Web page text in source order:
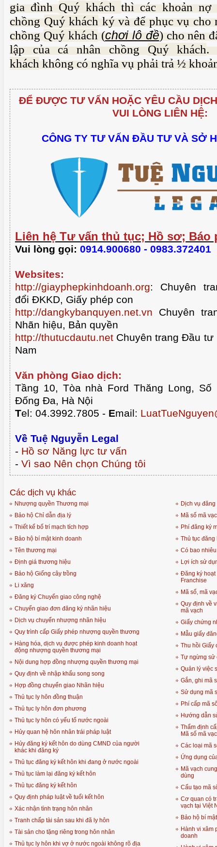
gia đình Quý kháchthì các khoản nợ
chồng Quý khách ký và để phục vụ cho
chồng Quý khách (chơi lô đề) cho nên
lập của cá nhân chồng Quý khách.
khách không có nghĩa vụ phải trả ½
ĐỂ ĐƯỢC TƯ VẤN HOẶC YÊU CẦU
VUI LÒNG LIÊN HỆ:
CÔNG TY TƯ VẤN ĐẦU TƯ VÀ SỞ
Liên hệ Tư vấn thủ tục; Hồ sơ; Báo
Vui lòng gọi: 0914.900680 - 0983.372401
Websites:
http://giayphepkinhdoanh.org:
Chuyên
đổi ĐKKD, Giấy phép con
http://dangkybanquyen.net.vn Chuyên
Nhãn hiệu, Bản quyền
http://thutucdautu.net Chuyên trang Đầu
Nam
Văn phòng Giao dịch:
Tầng 10, Tòa nhà Ford Thăng Long, Số
Đống Đa, Hà Nội
Tel: 04.3992.7805 - Email:
Về Tuệ Nguyễn Legal
- Hồ sơ Năng lực tư vấn
- Vì sao Nên chọn Chúng tôi
Các dịch vụ khác
Nhượng quyền Thương mại
Bảo hộ Chỉ dẫn địa lý
Thiết kế bố trí mạch tích hợp
Bảo hộ bí mật kinh doanh
Tên thương mại
Định giá thương hiệu
Bảo hộ Giống cây trồng
Li xăng
Đăng ký Chuyển giao công nghệ
Chuyển giao đơn đăng ký nhãn hiệu
Dịch vụ chuyển nhượng nhãn hiệu
Quy trình cấp Giấy phép nhượng quyền thương
Hàng hóa, dịch vụ được phép kinh doanh hoạt
động nhượng quyền thương mại
Nội dung hợp đồng nhượng quyền thương mại
Quy định về nhập khẩu song song
Hợp đồng chuyển giao Nhãn hiệu
Thủ tục ly hôn đồng thuận
Thủ tục ly hôn đơn phương
Thủ tục ly hôn có yếu tố nước ngoài
Hủy quan hệ hôn nhân trái pháp luật
Hủy đăng ký kết hôn do dùng CMND của người
khác khi đăng ký
Thủ tục đăng ký kết hôn khi đang ở nước ngoài
Thủ tục làm lại đăng ký kết hôn
Thủ tục đăng ký kết hôn
Quy định pháp luật về tuổi kết hôn
Xác nhận tình trạng hôn nhân
Tranh chấp tài sản sau khi đã ly hôn
Tài sản cho tặng riêng trong hôn nhân
Thủ tục ly hôn khi vợ ở nước ngoài không rõ địa
Dịch vụ
Mã số mã
Phí đăng ký
Thủ tục đăng
Có bao
Lợi ích sử
Đăng ký
Franchise
Mã số, mã
Quy định về
mã vạch
Giấy chứng
Mẫu giấy
Thu hồi Giấy
Tự ngừng sử
Quản lý việc
Gắn, ghi mã
Sử dụng mã
Phí cấp mã
Hướng dẫn
Thẩm định
Mã số mã
Các loại mã
Ứng dụng
Mã vạch
dùng
Cấu tạo mã
Cơ quan có
vạch tại Việt
Bảo hộ bí
Hành vi xâm
doanh
THẢO QUA VIDEO
CHUẨN BỊ THƯ CHUYỂN VĂN BẰNG NHÃN